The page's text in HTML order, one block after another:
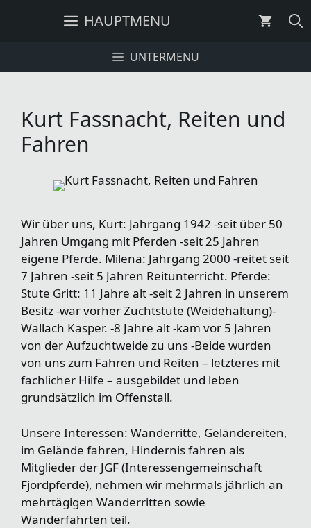
HAUPTMENU
UNTERMENU
Kurt Fassnacht, Reiten und
Fahren
Wir über uns, Kurt: Jahrgang 1942 -seit über 50
Jahren Umgang mit Pferden -seit 25 Jahren
eigene Pferde. Milena: Jahrgang 2000 -reitet seit
7 Jahren -seit 5 Jahren Reitunterricht. Pferde:
Stute Gritt: 11 Jahre alt -seit 2 Jahren in unserem
Besitz -war vorher Zuchtstute (Weidehaltung)-
Wallach Kasper. -8 Jahre alt -kam vor 5 Jahren
von der Aufzuchtweide zu uns -Beide wurden
von uns zum Fahren und Reiten – letzteres mit
fachlicher Hilfe – ausgebildet und leben
grundsätzlich im Offenstall.
Unsere Interessen: Wanderritte, Geländereiten,
im Gelände fahren, Hindernis fahren als
Mitglieder der JGF (Interessengemeinschaft
Fjordpferde), nehmen wir mehrmals jährlich an
mehrtägigen Wanderritten sowie
Wanderfahrten teil.